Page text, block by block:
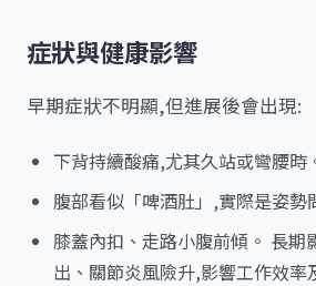
症狀與健康影響
早期症狀不明顯,但進展後會出現:
下背持續酸痛,尤其久站或彎腰時
腹部看似「啤酒肚」,實際是姿勢
膝蓋內扣、走路小腹前傾。 長期
出、關節炎風險升,影響工作效率